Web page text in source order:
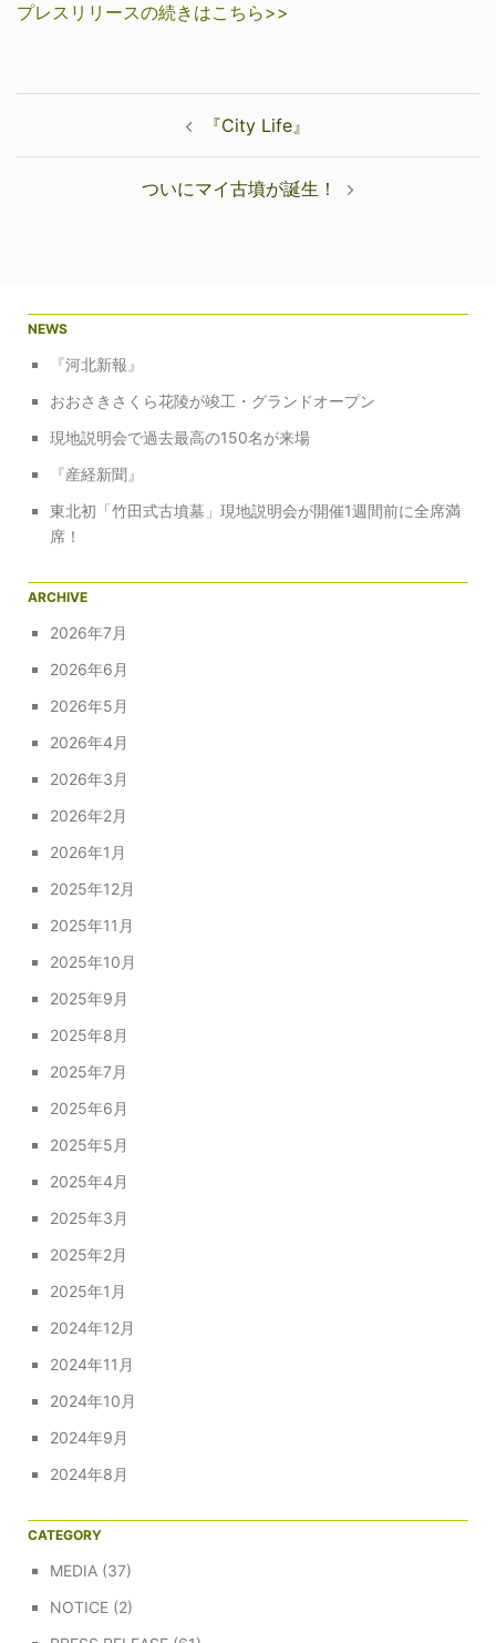
プレスリリースの続きはこちら>>
ョ
ン
『City Life』
ついにマイ古墳が誕生！
NEWS
『河北新報』
おおさきさくら花陵が竣工・グランドオープン
現地説明会で過去最高の150名が来場
『産経新聞』
東北初「竹田式古墳墓」現地説明会が開催1週間前に全席満
席！
ARCHIVE
2026年7月
2026年6月
2026年5月
2026年4月
2026年3月
2026年2月
2026年1月
2025年12月
2025年11月
2025年10月
2025年9月
2025年8月
2025年7月
2025年6月
2025年5月
2025年4月
2025年3月
2025年2月
2025年1月
2024年12月
2024年11月
2024年10月
2024年9月
2024年8月
CATEGORY
MEDIA (37)
NOTICE (2)